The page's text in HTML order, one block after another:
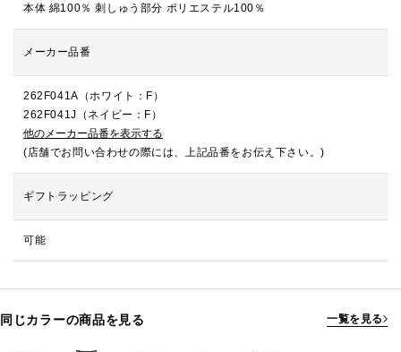
本体 綿100％ 刺しゅう部分 ポリエステル100％
メーカー品番
262F041A（ホワイト：F）
262F041J（ネイビー：F）
他のメーカー品番を表示する
(店舗でお問い合わせの際には、上記品番をお伝え下さい。)
ギフトラッピング
可能
同じカラーの商品を見る 一覧を見る